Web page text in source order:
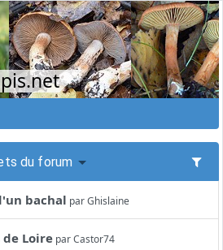
du forum
bachal parGhislaine
de Loire parCastor74